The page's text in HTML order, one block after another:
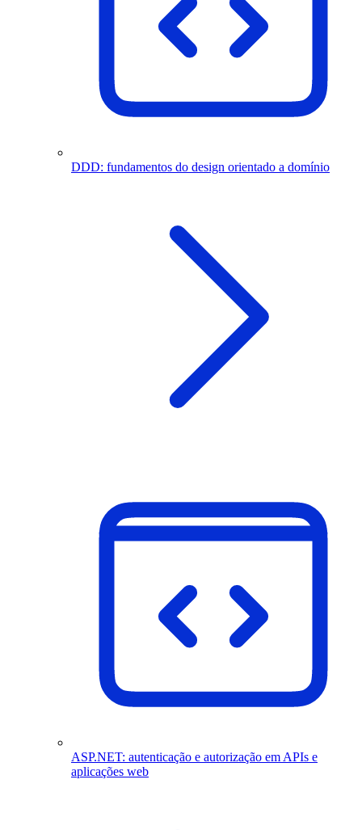
DDD: fundamentos do design orientado a domínio
ASP.NET: autenticação e autorização em APIs e
aplicações web